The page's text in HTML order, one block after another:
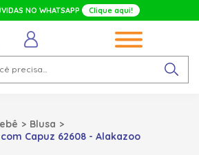
NO WHATSAPP Clique aqui!
Blusa
Capuz 62608 - Alakazoo